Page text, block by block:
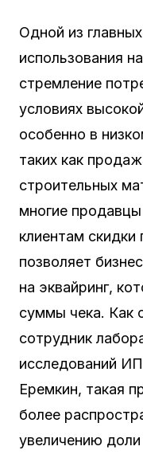
Одной из
использования
стремление
условиях
особенно в
таких как
строительных
многие
клиентам
позволяет
на эквайринг,
суммы чека. Как
сотрудник
исследований
Еремкин, такая
более
увеличению